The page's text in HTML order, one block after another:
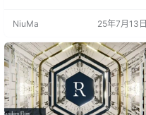
速创建出独特且有趣的形状和细
1插件的特点和功能，以及它对Blen
der 4.0版本的支持。 Blender插件
特点： 随机挤压： 可以从循环对象
中…
NiuMa 25年7月13日